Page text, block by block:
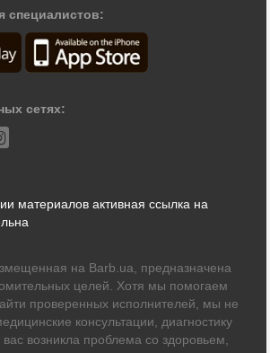
специалистов:
сетях:
материалов активная ссылка на
на Barb.ua, предназначена
целей. Хотя мы помогаем
проверенных исполнителей, мы не
консультации, диагностику
возникла проблема со здоровьем,